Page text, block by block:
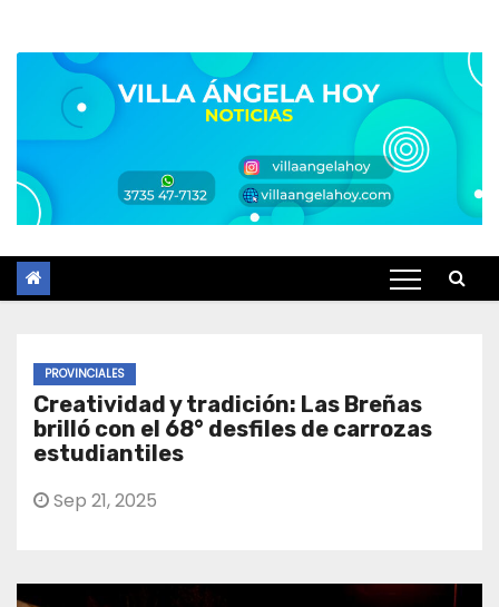
PROVINCIALES
Creatividad y tradición: Las Breñas
brilló con el 68° desfiles de carrozas
estudiantiles
Sep 21, 2025